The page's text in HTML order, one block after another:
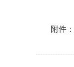
附件：